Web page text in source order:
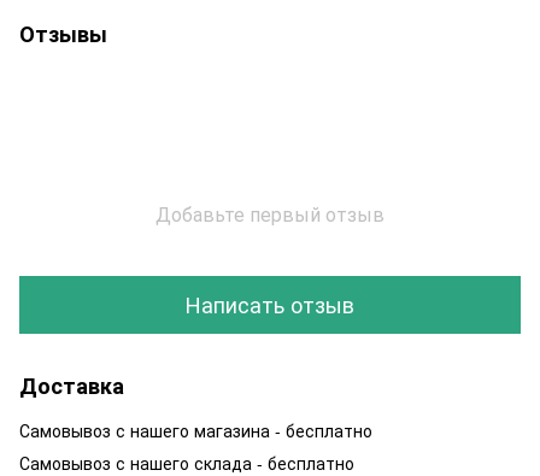
Отзывы
Добавьте первый отзыв
Написать отзыв
Доставка
Самовывоз с нашего магазина - бесплатно
Самовывоз с нашего склада - бесплатно